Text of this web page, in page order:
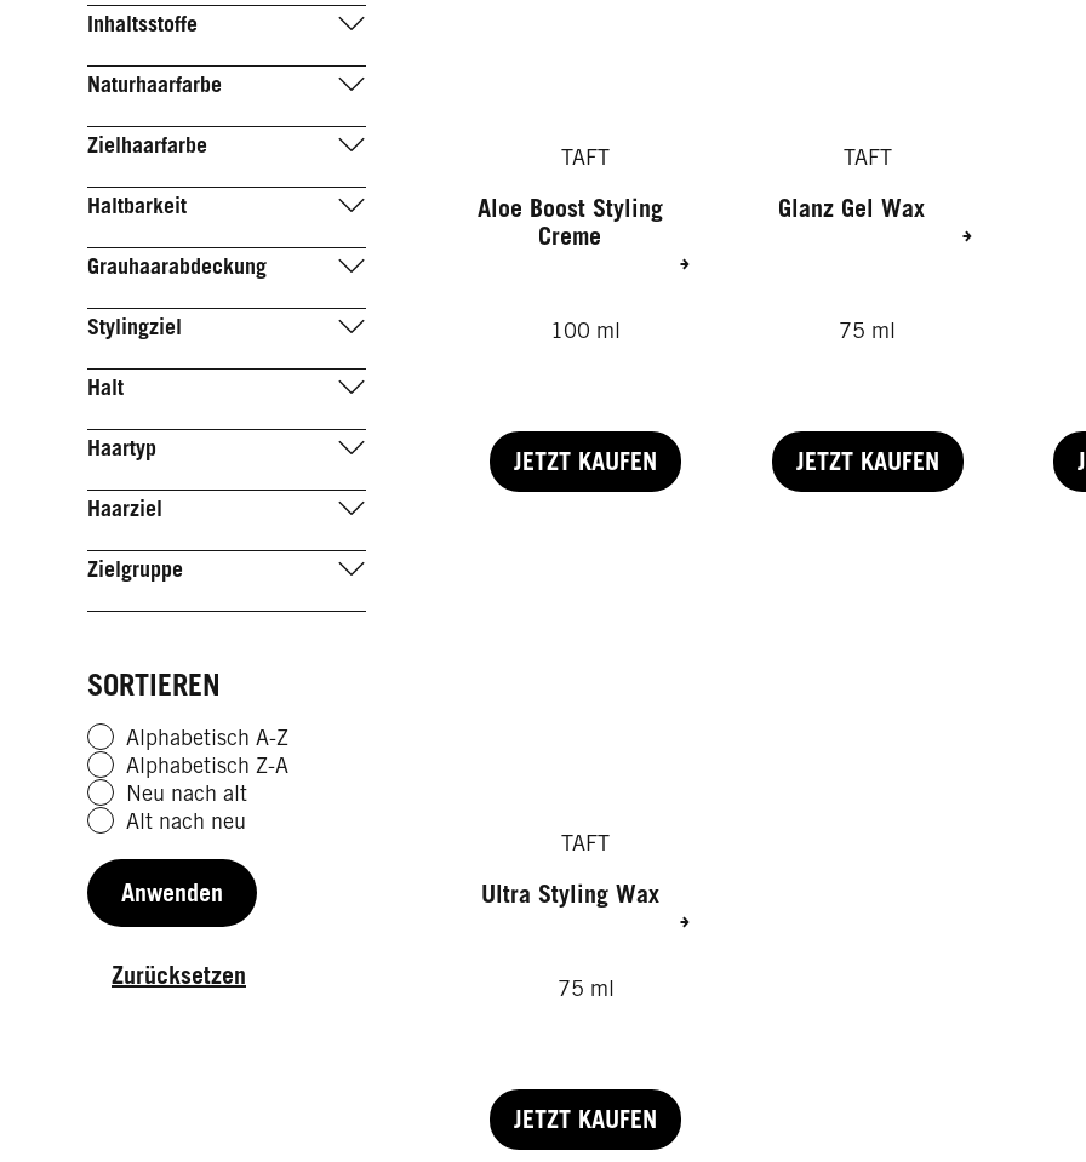
Inhaltsstoffe
Naturhaarfarbe
Zielhaarfarbe
Haltbarkeit
Grauhaarabdeckung
Stylingziel
Halt
Haartyp
Haarziel
Zielgruppe
SORTIEREN
Alphabetisch A-Z
Alphabetisch Z-A
Neu nach alt
Alt nach neu
Anwenden
Zurücksetzen
TAFT
Aloe Boost Styling
Creme
100 ml
JETZT KAUFEN
TAFT
Glanz Gel Wax
75 ml
JETZT KAUFEN
TAFT
Ultra Styling Wax
75 ml
JETZT KAUFEN